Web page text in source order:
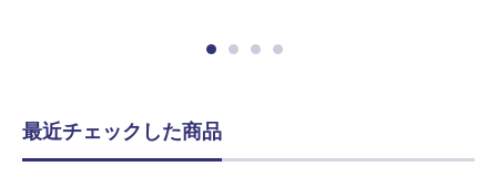
最近チェックした商品